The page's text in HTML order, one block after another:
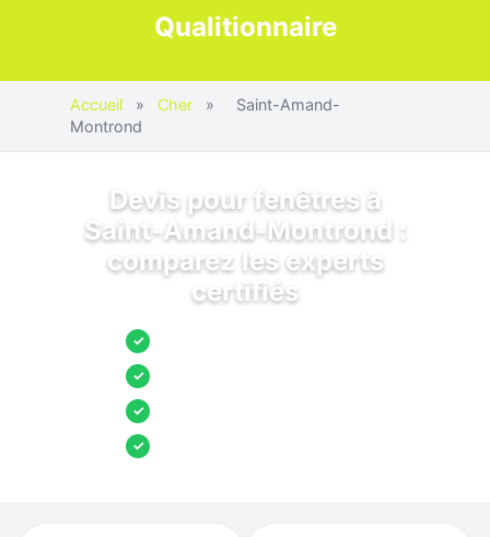
Qualitionnaire
Accueil » Cher »
Saint-Amand-
Montrond
Devis pour fenêtres à
Saint-Amand-Montrond :
comparez les experts
certifiés
✓
✓
✓
✓